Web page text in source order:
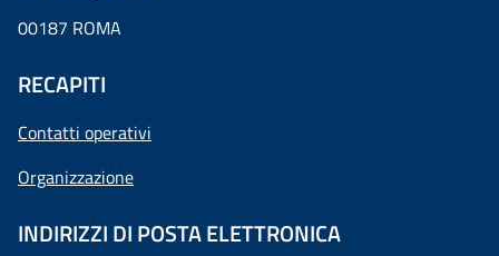
00187 ROMA
RECAPITI
Contatti operativi
Organizzazione
INDIRIZZI DI POSTA ELETTRONICA